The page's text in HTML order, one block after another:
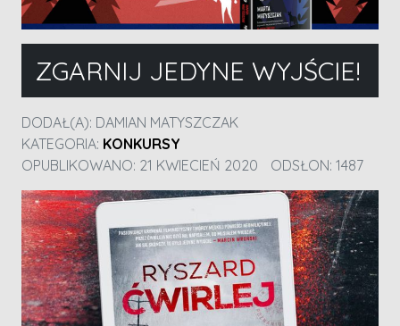
ZGARNIJ JEDYNE WYJŚCIE!
DODAŁ(A): DAMIAN MATYSZCZAK
KATEGORIA: KONKURSY
OPUBLIKOWANO: 21 KWIECIEŃ 2020
ODSŁON: 1487